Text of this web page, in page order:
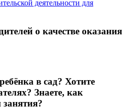
деятельности для
о качестве оказания
в сад? Хотите
Знаете, как